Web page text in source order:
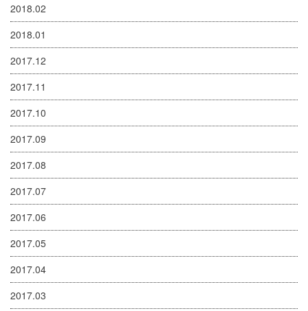
2018.02
2018.01
2017.12
2017.11
2017.10
2017.09
2017.08
2017.07
2017.06
2017.05
2017.04
2017.03